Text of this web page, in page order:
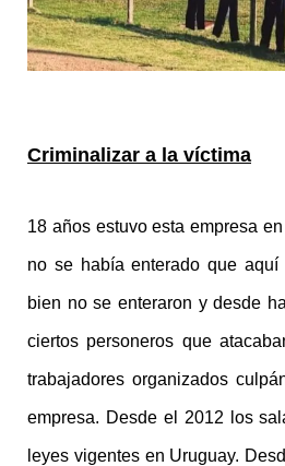
Criminalizar a la víctima
18 años estuvo esta empresa
no se había enterado que
bien no se enteraron y desde
ciertos personeros que
trabajadores organizados
empresa. Desde el 2012 los
leyes vigentes en Uruguay.